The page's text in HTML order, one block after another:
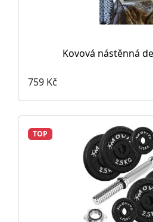
Kovová nástěnná
759 Kč
TOP